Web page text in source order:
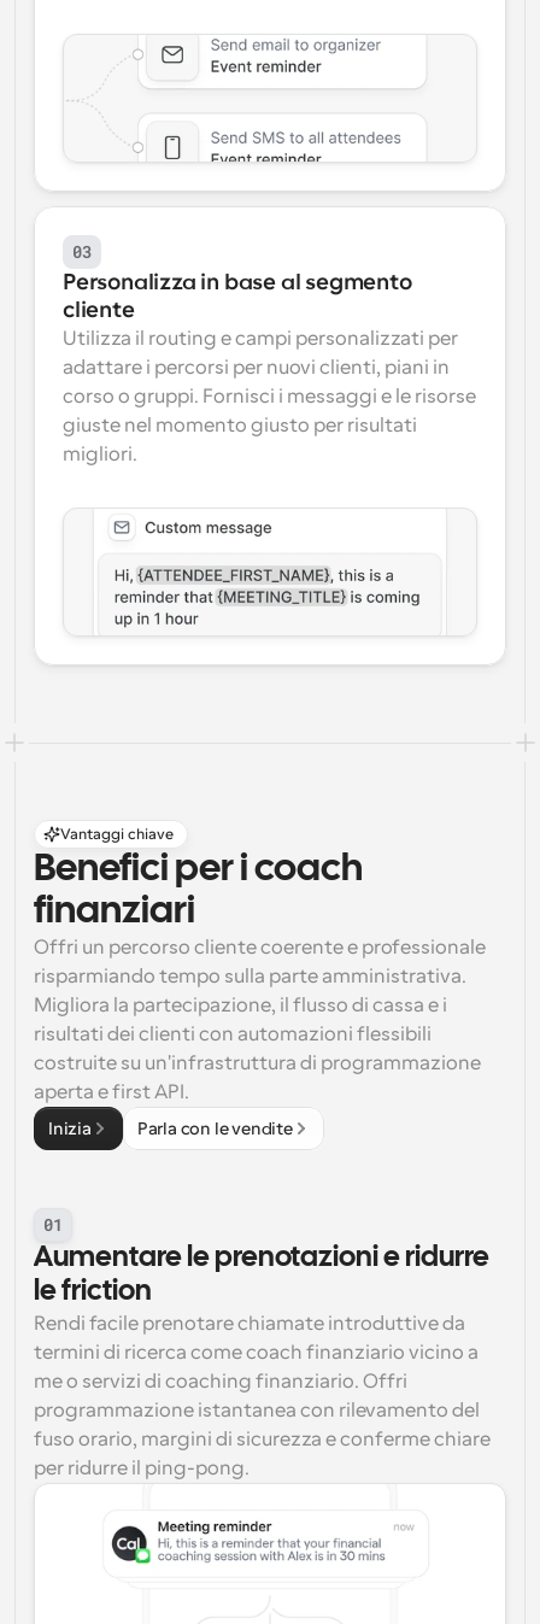
03
Personalizza in base al segmento
cliente
Utilizza il routing e campi personalizzati per
adattare i percorsi per nuovi clienti, piani in
corso o gruppi. Fornisci i messaggi e le risorse
giuste nel momento giusto per risultati
migliori.
Vantaggi chiave
Benefici per i coach
finanziari
Offri un percorso cliente coerente e professionale
risparmiando tempo sulla parte amministrativa.
Migliora la partecipazione, il flusso di cassa e i
risultati dei clienti con automazioni flessibili
costruite su un'infrastruttura di programmazione
aperta e first API.
Inizia Parla con le vendite
01
Aumentare le prenotazioni e ridurre
le friction
Rendi facile prenotare chiamate introduttive da
termini di ricerca come coach finanziario vicino a
me o servizi di coaching finanziario. Offri
programmazione istantanea con rilevamento del
fuso orario, margini di sicurezza e conferme chiare
per ridurre il ping-pong.